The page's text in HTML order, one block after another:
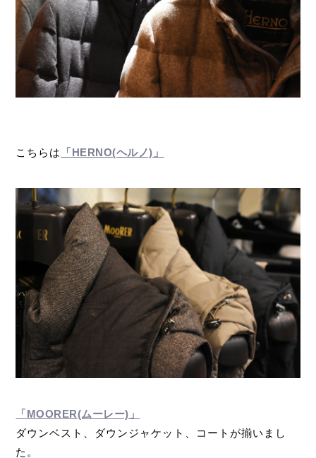
こちらは 「HERNO(ヘルノ)」
「MOORER(ムーレー)」
ダウンベスト、ダウンジャケット、コートが揃いまし
た。